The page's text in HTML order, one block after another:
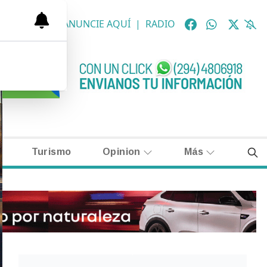
ANUNCIE AQUÍ | RADIO
Turismo Opinion Más